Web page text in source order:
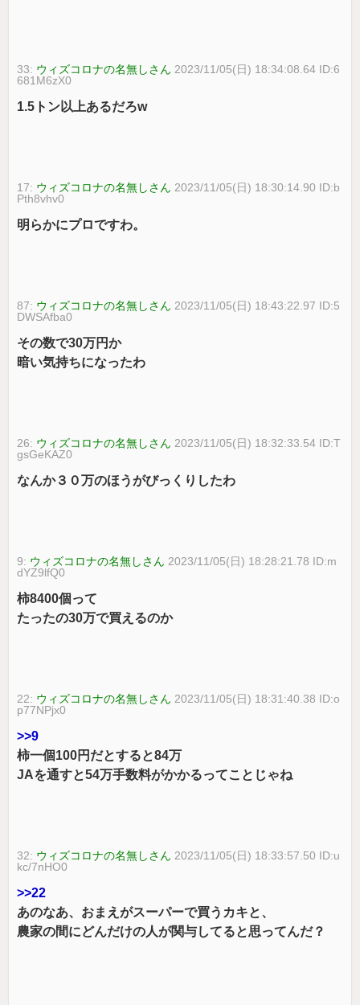
33: ウィズコロナの名無しさん 2023/11/05(日) 18:34:08.64 ID:6
681M6zX0
1.5トン以上あるだろw
17: ウィズコロナの名無しさん 2023/11/05(日) 18:30:14.90 ID:b
Pth8vhv0
明らかにプロですわ。
87: ウィズコロナの名無しさん 2023/11/05(日) 18:43:22.97 ID:5
DWSAfba0
その数で30万円か
暗い気持ちになったわ
26: ウィズコロナの名無しさん 2023/11/05(日) 18:32:33.54 ID:T
gsGeKAZ0
なんか３０万のほうがびっくりしたわ
9: ウィズコロナの名無しさん 2023/11/05(日) 18:28:21.78 ID:m
dYZ9lfQ0
柿8400個って
たったの30万で買えるのか
22: ウィズコロナの名無しさん 2023/11/05(日) 18:31:40.38 ID:o
p77NPjx0
>>9
柿一個100円だとすると84万
JAを通すと54万手数料がかかるってことじゃね
32: ウィズコロナの名無しさん 2023/11/05(日) 18:33:57.50 ID:u
kc/7nHO0
>>22
あのなあ、おまえがスーパーで買うカキと、
農家の間にどんだけの人が関与してると思ってんだ？